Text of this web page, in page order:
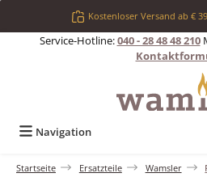
Zum Hauptinhalt springenKostenloser Versand ab €
Service-Hotline:040 - 28 48 48 210
Navigation
Startseite Ersatzteile Wamsler